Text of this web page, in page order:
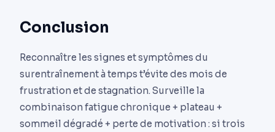
Conclusion
Reconnaître les signes et symptômes du
surentraînement à temps t’évite des mois de
frustration et de stagnation. Surveille la
combinaison fatigue chronique + plateau +
sommeil dégradé + perte de motivation : si trois